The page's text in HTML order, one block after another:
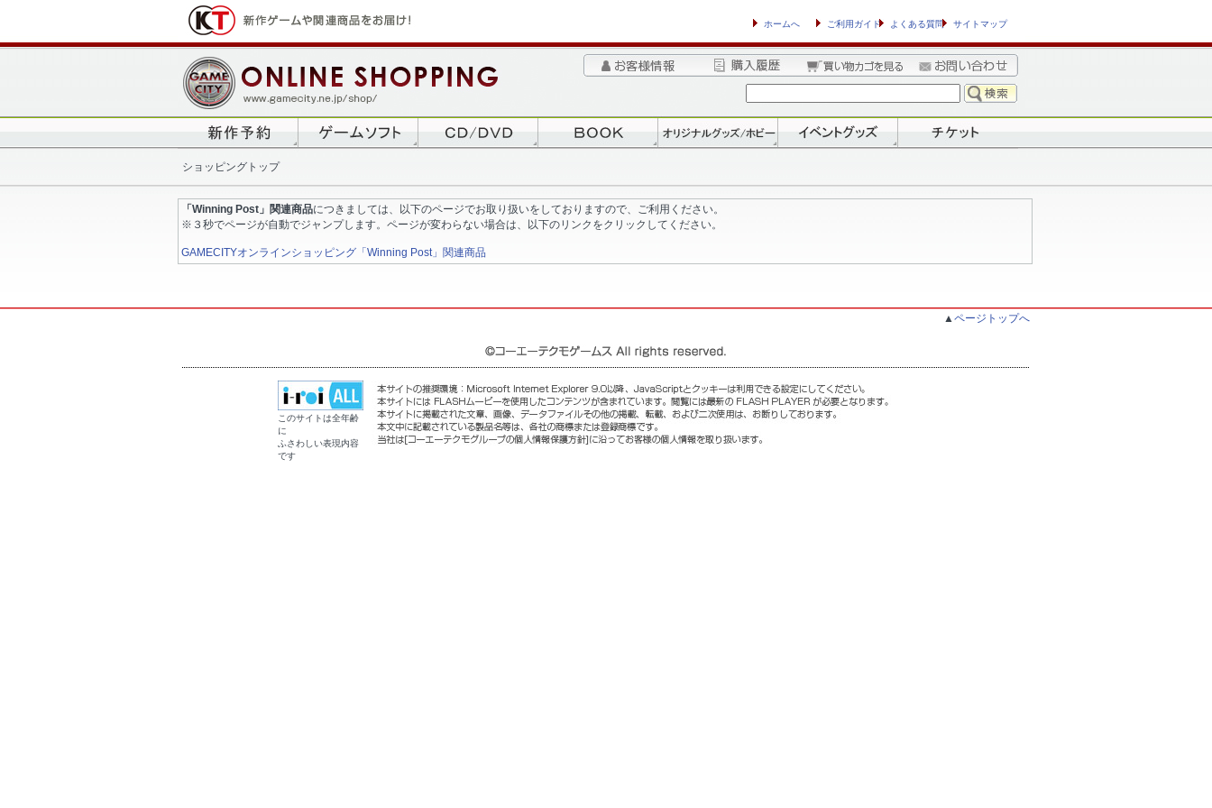
ホームへ ご利用ガイド よくある質問 サイトマップ
ショッピングトップ
「Winning Post」関連商品につきましては、以下のページでお取り扱いをしておりますので、ご利用ください。
※３秒でページが自動でジャンプします。ページが変わらない場合は、以下のリンクをクリックしてください。
GAMECITYオンラインショッピング「Winning Post」関連商品
▲ページトップへ
このサイトは全年齢
に
ふさわしい表現内容
です